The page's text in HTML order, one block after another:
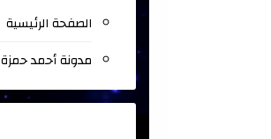
الصفحة الرئيسية
مدونة أحمد حمزة